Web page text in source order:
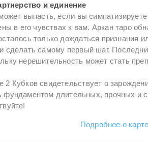
и единение
выпасть, если вы
в его чувствах к вам. Аркан таро
только дождаться признания
сделать самому первый шаг.
нерешительность может стать
2 Кубков свидетельствует о
фундаментом длительных, прочных и
Подробнее о